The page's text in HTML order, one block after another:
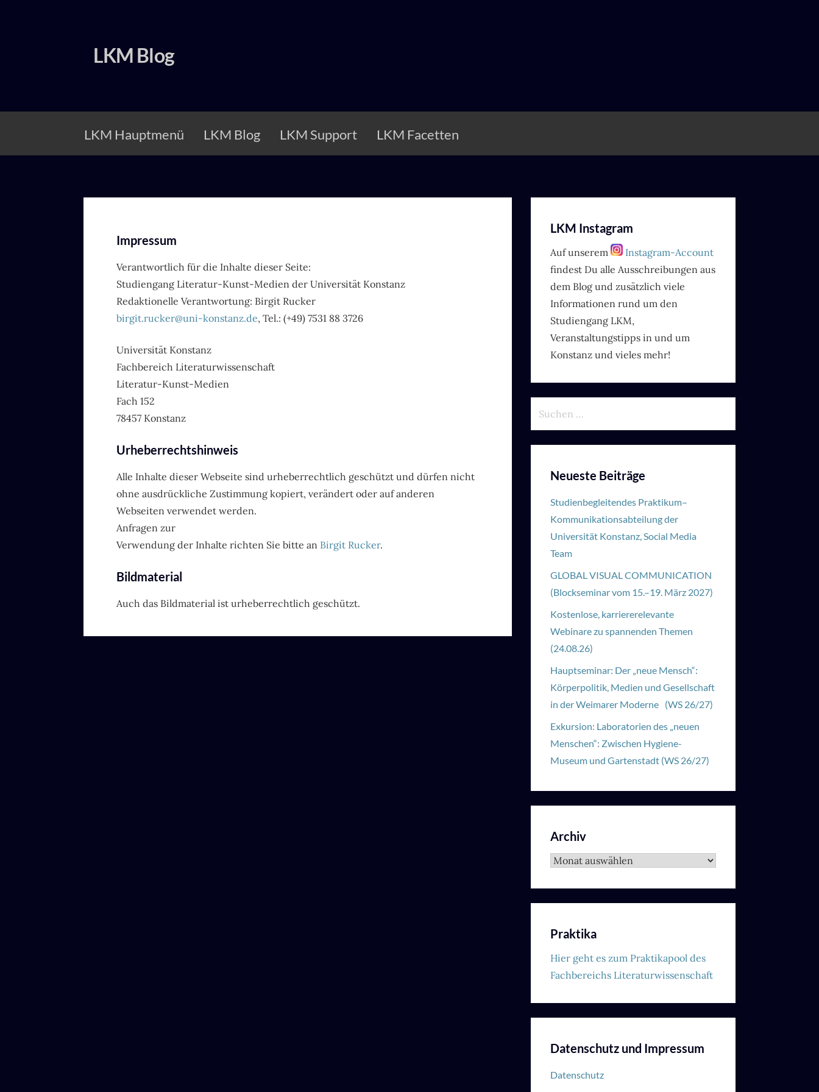
LKM Blog
LKM Hauptmenü LKM Blog LKM Support LKM Facetten
Impressum
Verantwortlich für die Inhalte dieser Seite:
Studiengang Literatur-Kunst-Medien der Universität Konstanz
Redaktionelle Verantwortung: Birgit Rucker
birgit.rucker@uni-konstanz.de, Tel.: (+49) 7531 88 3726
Universität Konstanz
Fachbereich Literaturwissenschaft
Literatur-Kunst-Medien
Fach 152
78457 Konstanz
Urheberrechtshinweis
Alle Inhalte dieser Webseite sind urheberrechtlich geschützt und dürfen nicht
ohne ausdrückliche Zustimmung kopiert, verändert oder auf anderen
Webseiten verwendet werden.
Anfragen zur
Verwendung der Inhalte richten Sie bitte an Birgit Rucker.
Bildmaterial
Auch das Bildmaterial ist urheberrechtlich geschützt.
LKM Instagram
Auf unserem
Instagram-Account
findest Du alle Ausschreibungen aus
dem Blog und zusätzlich viele
Informationen rund um den
Studiengang LKM,
Veranstaltungstipps in und um
Konstanz und vieles mehr!
Neueste Beiträge
Studienbegleitendes Praktikum–
Kommunikationsabteilung der
Universität Konstanz, Social Media
Team
GLOBAL VISUAL COMMUNICATION
(Blockseminar vom 15.–19. März 2027)
Kostenlose, karriererelevante
Webinare zu spannenden Themen
(24.08.26)
Hauptseminar: Der „neue Mensch“:
Körperpolitik, Medien und Gesellschaft
in der Weimarer Moderne (WS 26/27)
Exkursion: Laboratorien des „neuen
Menschen“: Zwischen Hygiene-
Museum und Gartenstadt (WS 26/27)
Archiv
Archiv
Praktika
Hier geht es zum Praktikapool des
Fachbereichs Literaturwissenschaft
Datenschutz und Impressum
Datenschutz